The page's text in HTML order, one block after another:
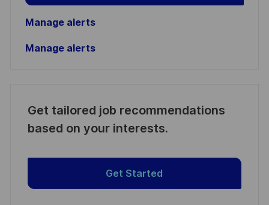
Manage alerts
Manage alerts
Get tailored job recommendations
based on your interests.
Get Started